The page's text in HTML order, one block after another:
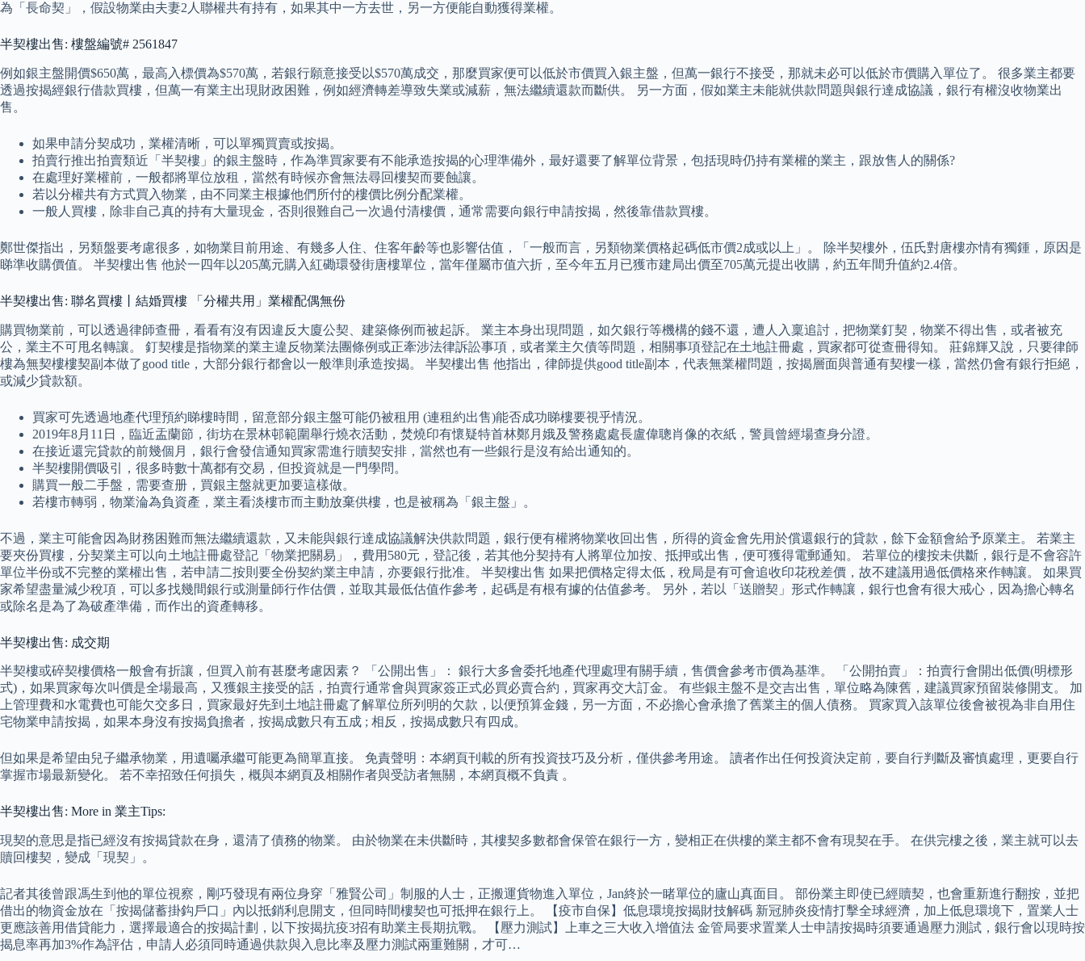
為「長命契」，假設物業由夫妻2人聯權共有持有，如果其中一方去世，另一方便能自動獲得業權。
半契樓出售: 樓盤編號# 2561847
例如銀主盤開價$650萬，最高入標價為$570萬，若銀行願意接受以$570萬成交，那麼買家便可以低於市價買入銀主盤，但萬一銀行不接受，那就未必可以低於市價購入單位了。 很多業主都要
透過按揭經銀行借款買樓，但萬一有業主出現財政困難，例如經濟轉差導致失業或減薪，無法繼續還款而斷供。 另一方面，假如業主未能就供款問題與銀行達成協議，銀行有權沒收物業出
售。
如果申請分契成功，業權清晰，可以單獨買賣或按揭。
拍賣行推出拍賣類近「半契樓」的銀主盤時，作為準買家要有不能承造按揭的心理準備外，最好還要了解單位背景，包括現時仍持有業權的業主，跟放售人的關係?
在處理好業權前，一般都將單位放租，當然有時候亦會無法尋回樓契而要蝕讓。
若以分權共有方式買入物業，由不同業主根據他們所付的樓價比例分配業權。
一般人買樓，除非自己真的持有大量現金，否則很難自己一次過付清樓價，通常需要向銀行申請按揭，然後靠借款買樓。
鄭世傑指出，另類盤要考慮很多，如物業目前用途、有幾多人住、住客年齡等也影響估值，「一般而言，另類物業價格起碼低市價2成或以上」。 除半契樓外，伍氏對唐樓亦情有獨鍾，原因是
睇準收購價值。 半契樓出售 他於一四年以205萬元購入紅磡環發街唐樓單位，當年僅屬市值六折，至今年五月已獲市建局出價至705萬元提出收購，約五年間升值約2.4倍。
半契樓出售: 聯名買樓丨結婚買樓 「分權共用」業權配偶無份
購買物業前，可以透過律師查冊，看看有沒有因違反大廈公契、建築條例而被起訴。 業主本身出現問題，如欠銀行等機構的錢不還，遭人入稟追討，把物業釘契，物業不得出售，或者被充
公，業主不可甩名轉讓。 釘契樓是指物業的業主違反物業法團條例或正牽涉法律訴訟事項，或者業主欠債等問題，相關事項登記在土地註冊處，買家都可從查冊得知。 莊錦輝又說，只要律師
樓為無契樓樓契副本做了good title，大部分銀行都會以一般準則承造按揭。 半契樓出售 他指出，律師提供good title副本，代表無業權問題，按揭層面與普通有契樓一樣，當然仍會有銀行拒絕，
或減少貸款額。
買家可先透過地產代理預約睇樓時間，留意部分銀主盤可能仍被租用 (連租約出售)能否成功睇樓要視乎情況。
2019年8月11日，臨近盂蘭節，街坊在景林邨範圍舉行燒衣活動，焚燒印有懷疑特首林鄭月娥及警務處處長盧偉聰肖像的衣紙，警員曾經場查身分證。
在接近還完貸款的前幾個月，銀行會發信通知買家需進行贖契安排，當然也有一些銀行是沒有給出通知的。
半契樓開價吸引，很多時數十萬都有交易，但投資就是一門學問。
購買一般二手盤，需要查册，買銀主盤就更加要這樣做。
若樓市轉弱，物業淪為負資產，業主看淡樓市而主動放棄供樓，也是被稱為「銀主盤」。
不過，業主可能會因為財務困難而無法繼續還款，又未能與銀行達成協議解決供款問題，銀行便有權將物業收回出售，所得的資金會先用於償還銀行的貸款，餘下金額會給予原業主。 若業主
要夾份買樓，分契業主可以向土地註冊處登記「物業把關易」，費用580元，登記後，若其他分契持有人將單位加按、抵押或出售，便可獲得電郵通知。 若單位的樓按未供斷，銀行是不會容許
單位半份或不完整的業權出售，若申請二按則要全份契約業主申請，亦要銀行批准。 半契樓出售 如果把價格定得太低，稅局是有可會追收印花稅差價，故不建議用過低價格來作轉讓。 如果買
家希望盡量減少稅項，可以多找幾間銀行或測量師行作估價，並取其最低估值作參考，起碼是有根有據的估值參考。 另外，若以「送贈契」形式作轉讓，銀行也會有很大戒心，因為擔心轉名
或除名是為了為破產準備，而作出的資產轉移。
半契樓出售: 成交期
半契樓或碎契樓價格一般會有折讓，但買入前有甚麼考慮因素？ 「公開出售」： 銀行大多會委托地產代理處理有關手續，售價會參考市價為基準。 「公開拍賣」：拍賣行會開出低價(明標形
式)，如果買家每次叫價是全場最高，又獲銀主接受的話，拍賣行通常會與買家簽正式必買必賣合約，買家再交大訂金。 有些銀主盤不是交吉出售，單位略為陳舊，建議買家預留裝修開支。 加
上管理費和水電費也可能欠交多日，買家最好先到土地註冊處了解單位所列明的欠款，以便預算金錢，另一方面，不必擔心會承擔了舊業主的個人債務。 買家買入該單位後會被視為非自用住
宅物業申請按揭，如果本身沒有按揭負擔者，按揭成數只有五成 ; 相反，按揭成數只有四成。
但如果是希望由兒子繼承物業，用遺囑承繼可能更為簡單直接。 免責聲明：本網頁刊載的所有投資技巧及分析，僅供參考用途。 讀者作出任何投資決定前，要自行判斷及審慎處理，更要自行
掌握市場最新變化。 若不幸招致任何損失，概與本網頁及相關作者與受訪者無關，本網頁概不負責 。
半契樓出售: More in 業主Tips:
現契的意思是指已經沒有按揭貸款在身，還清了債務的物業。 由於物業在未供斷時，其樓契多數都會保管在銀行一方，變相正在供樓的業主都不會有現契在手。 在供完樓之後，業主就可以去
贖回樓契，變成「現契」。
記者其後曾跟馮生到他的單位視察，剛巧發現有兩位身穿「雅賢公司」制服的人士，正搬運貨物進入單位，Jan終於一睹單位的廬山真面目。 部份業主即使已經贖契，也會重新進行翻按，並把
借出的物資金放在「按揭儲蓄掛鈎戶口」內以抵銷利息開支，但同時間樓契也可抵押在銀行上。 【疫市自保】低息環境按揭財技解碼 新冠肺炎疫情打擊全球經濟，加上低息環境下，置業人士
更應該善用借貸能力，選擇最適合的按揭計劃，以下按揭抗疫3招有助業主長期抗戰。 【壓力測試】上車之三大收入增值法 金管局要求置業人士申請按揭時須要通過壓力測試，銀行會以現時按
揭息率再加3%作為評估，申請人必須同時通過供款與入息比率及壓力測試兩重難關，才可…